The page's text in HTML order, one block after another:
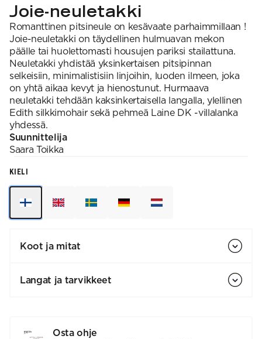
Joie-neuletakki
Romanttinen pitsineule on kesävaate parhaimmillaan !
Joie-neuletakki on täydellinen hulmuavan mekon
päälle tai huolettomasti housujen pariksi stailattuna.
Neuletakki yhdistää yksinkertaisen pitsipinnan
selkeisiin, minimalistisiin linjoihin, luoden ilmeen, joka
on yhtä aikaa kevyt ja hienostunut. Hurmaava
neuletakki tehdään kaksinkertaisella langalla, ylellinen
Edith silkkimohair sekä pehmeä Laine DK -villalanka
yhdessä.
Suunnittelija
Saara Toikka
KIELI
Koot ja mitat
Langat ja tarvikkeet
Osta ohje